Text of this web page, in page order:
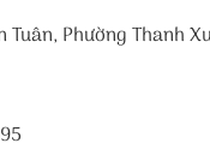
Phường Thanh